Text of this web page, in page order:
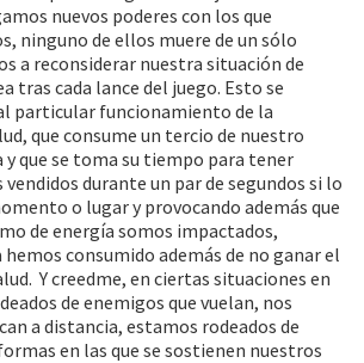
nuevos poderes con los que
ninguno de ellos muere de un sólo
a reconsiderar nuestra situación de
tras cada lance del juego. Esto se
particular funcionamiento de la
que consume un tercio de nuestro
y que se toma su tiempo para tener
durante un par de segundos si lo
o lugar y provocando además que
de energía somos impactados,
hemos consumido además de no ganar el
Y creedme, en ciertas situaciones en
de enemigos que vuelan, nos
a distancia, estamos rodeados de
en las que se sostienen nuestros